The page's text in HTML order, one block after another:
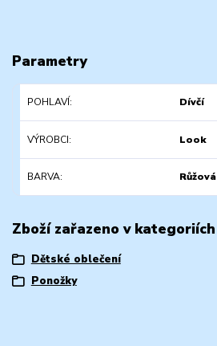
Parametry
POHLAVÍ Dívčí
VÝROBCI Look
BARVA Růžová
Zboží zařazeno v kategoriích
Dětské oblečení
Ponožky